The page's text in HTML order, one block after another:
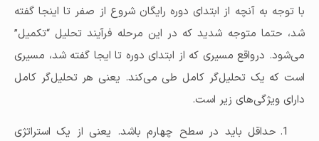
با توجه به آنچه از ابتدای دوره رایگان شروع از صفر تا اینجا گفته
شد، حتما متوجه شدید که در این مرحله فرآیند تحلیل “تکمیل”
می‌شود. درواقع مسیری که از ابتدای دوره تا ایجا گفته شد، مسیری
است که یک تحلیل‌گر کامل طی می‌کند. یعنی هر تحلیل‌گر کامل
دارای ویژگی‌های زیر است.
حداقل باید در سطح چهارم باشد. یعنی از یک استراتژی